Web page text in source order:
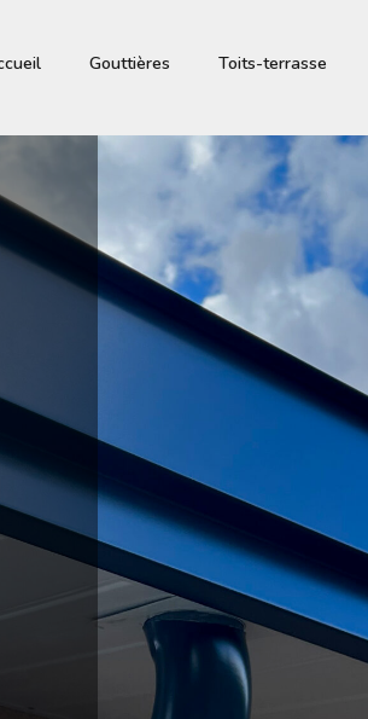
Gouttières Toits-terrasse